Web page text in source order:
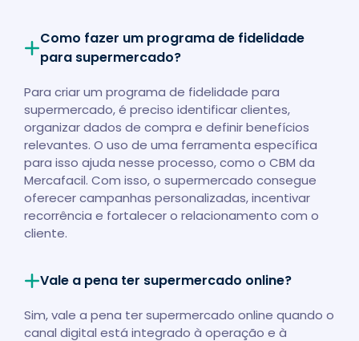
Como fazer um programa de fidelidade
para supermercado?
Para criar um programa de fidelidade para
supermercado, é preciso identificar clientes,
organizar dados de compra e definir benefícios
relevantes. O uso de uma ferramenta específica
para isso ajuda nesse processo, como o CBM da
Mercafacil. Com isso, o supermercado consegue
oferecer campanhas personalizadas, incentivar
recorrência e fortalecer o relacionamento com o
cliente.
Vale a pena ter supermercado online?
Sim, vale a pena ter supermercado online quando o
canal digital está integrado à operação e à